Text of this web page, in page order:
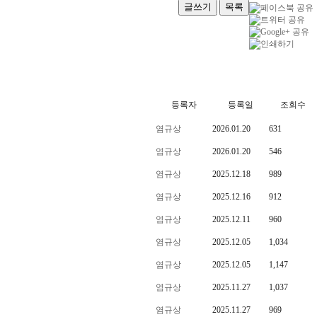
글쓰기 목록
등록자 등록일 조회수
염규상 2026.01.20 631
염규상 2026.01.20 546
염규상 2025.12.18 989
염규상 2025.12.16 912
염규상 2025.12.11 960
염규상 2025.12.05 1,034
염규상 2025.12.05 1,147
염규상 2025.11.27 1,037
염규상 2025.11.27 969